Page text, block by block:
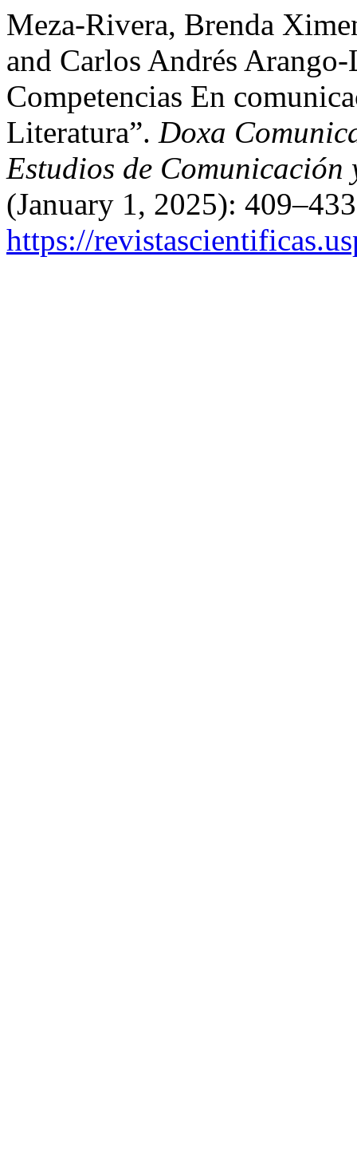
Meza-Rivera, Brenda
and Carlos Andrés
Competencias En
Literatura”. Doxa
Estudios de Comunicación
(January 1, 2025):
https://